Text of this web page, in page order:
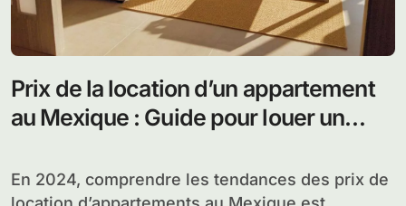
Prix de la location d’un appartement
au Mexique : Guide pour louer un
En 2024, comprendre les tendances des prix de